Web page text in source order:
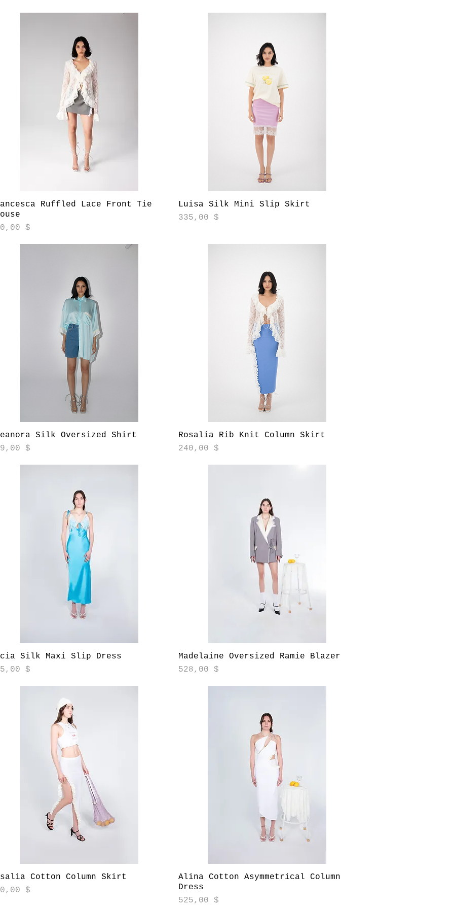
Aperçu rapide
Ruffled Lace Front Tie
$
Aperçu rapide
Luisa Silk Mini Slip Skirt
Prix
335,00 $
Aperçu rapide
Silk Oversized Shirt
$
Aperçu rapide
Rosalia Rib Knit Column Skirt
Prix
240,00 $
Aperçu rapide
Silk Maxi Slip Dress
$
Aperçu rapide
Madelaine Oversized Ramie Blazer
Prix
528,00 $
Aperçu rapide
Cotton Column Skirt
$
Aperçu rapide
Alina Cotton Asymmetrical Column
Dress
Prix
525,00 $